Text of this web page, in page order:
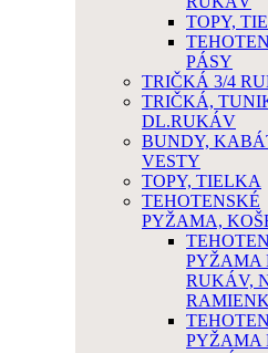
TOPY,
PÁSY
TRIČKÁ 3/4
TRIČKÁ,
DL.RUKÁV
BUNDY,
VESTY
TOPY, TIELKA
TEHOTENSKÉ
PYŽAMA,
PYŽAMA
RUKÁV,
PYŽAMA